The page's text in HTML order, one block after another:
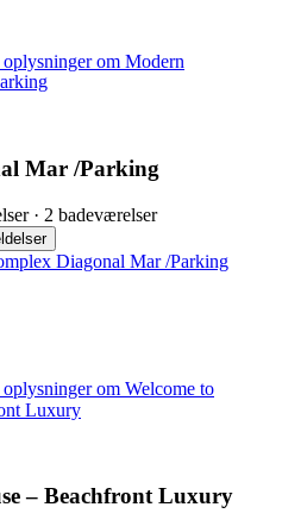
oplysninger om Modern
Mar /Parking
· 2 badeværelser
Diagonal Mar /Parking
oplysninger om Welcome to
Luxury
– Beachfront Luxury